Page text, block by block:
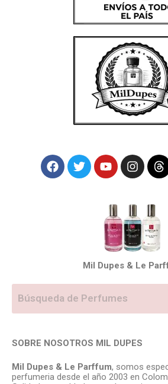
Mil Dupes & Le
SOBRE NOSOTROS MIL DUPES
Mil Dupes & Le Parffum, somos
perfumeria desde el año 2003 en